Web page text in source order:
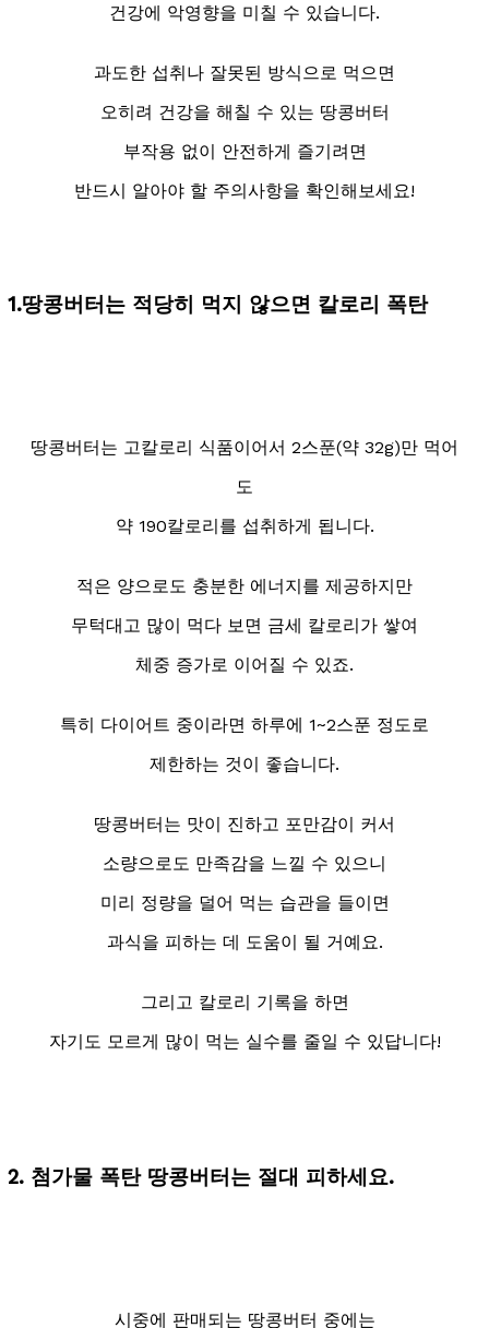
건강에 악영향을 미칠 수 있습니다.
과도한 섭취나 잘못된 방식으로 먹으면
오히려 건강을 해칠 수 있는 땅콩버터
부작용 없이 안전하게 즐기려면
반드시 알아야 할 주의사항을 확인해보세요!
1.땅콩버터는 적당히 먹지 않으면 칼로리 폭탄
땅콩버터는 고칼로리 식품이어서 2스푼(약 32g)만 먹어
도
약 190칼로리를 섭취하게 됩니다.
적은 양으로도 충분한 에너지를 제공하지만
무턱대고 많이 먹다 보면 금세 칼로리가 쌓여
체중 증가로 이어질 수 있죠.
특히 다이어트 중이라면 하루에 1~2스푼 정도로
제한하는 것이 좋습니다.
땅콩버터는 맛이 진하고 포만감이 커서
소량으로도 만족감을 느낄 수 있으니
미리 정량을 덜어 먹는 습관을 들이면
과식을 피하는 데 도움이 될 거예요.
그리고 칼로리 기록을 하면
자기도 모르게 많이 먹는 실수를 줄일 수 있답니다!
2. 첨가물 폭탄 땅콩버터는 절대 피하세요.
시중에 판매되는 땅콩버터 중에는